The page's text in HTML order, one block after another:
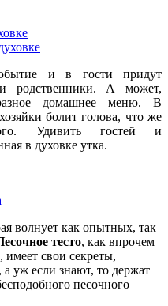
и в гости придут
родственники. А может,
домашнее меню. В
болит голова, что же
Удивить гостей и
в духовке утка.
волнует как опытных, так
тесто, как впрочем
свои секреты,
уж если знают, то держат
песочного